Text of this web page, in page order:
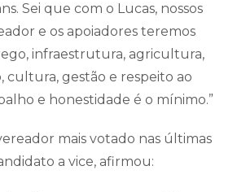
Sei que com o Lucas, nossos
e os apoiadores teremos
infraestrutura, agricultura,
cultura, gestão e respeito ao
e honestidade é o mínimo.”
mais votado nas últimas
a vice, afirmou: